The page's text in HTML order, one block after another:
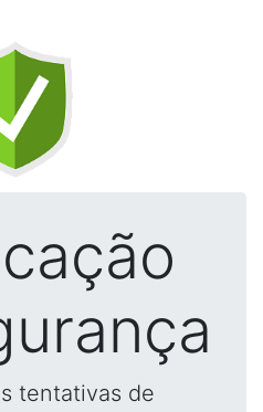
tentativas de